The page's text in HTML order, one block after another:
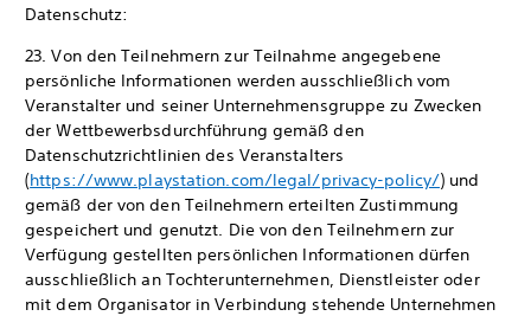
Datenschutz:
23. Von den Teilnehmern zur Teilnahme angegebene
persönliche Informationen werden ausschließlich vom
Veranstalter und seiner Unternehmensgruppe zu Zwecken
der Wettbewerbsdurchführung gemäß den
Datenschutzrichtlinien des Veranstalters
(https://www.playstation.com/legal/privacy-policy/) und
gemäß der von den Teilnehmern erteilten Zustimmung
gespeichert und genutzt. Die von den Teilnehmern zur
Verfügung gestellten persönlichen Informationen dürfen
ausschließlich an Tochterunternehmen, Dienstleister oder
mit dem Organisator in Verbindung stehende Unternehmen